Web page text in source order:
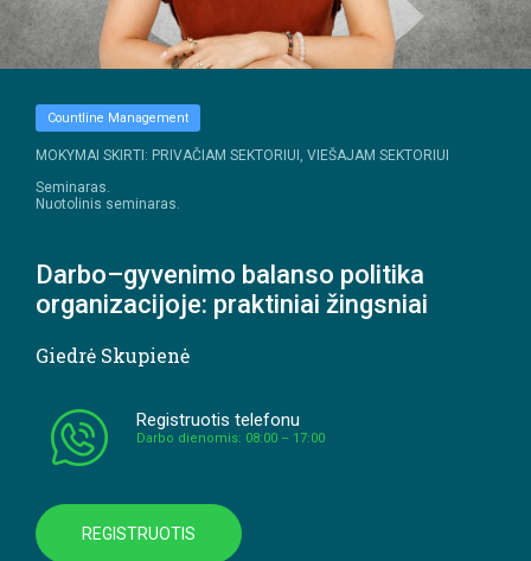
Countline Management
MOKYMAI SKIRTI: PRIVAČIAM SEKTORIUI, VIEŠAJAM SEKTORIUI
Seminaras.
Nuotolinis seminaras.
Darbo–gyvenimo balanso politika
organizacijoje: praktiniai žingsniai
Giedrė Skupienė
Registruotis telefonu
Darbo dienomis: 08:00 – 17:00
REGISTRUOTIS